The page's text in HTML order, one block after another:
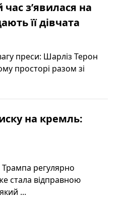
з’явилася на
її дівчата
преси: Шарліз Терон
просторі разом зі
на кремль:
регулярно
стала відправною
...